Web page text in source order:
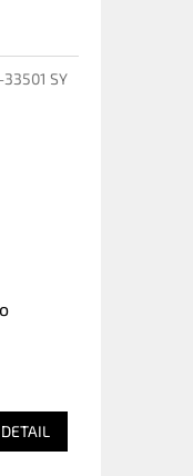
DETAIL
SY